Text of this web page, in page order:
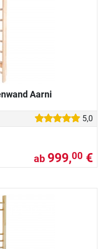
Aarni
5,0
ab 999,00 €